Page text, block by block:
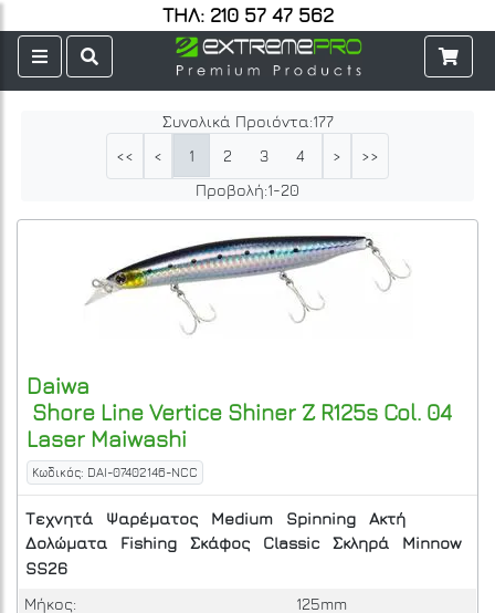
ΤΗΛ: 210 57 47 562
Συνολικά Προιόντα:177
<<
< 1 2 3 4 5 6
>
>>
Προβολή:1-20
Daiwa
Shore Line Vertice Shiner Z R125s Col. 04
Laser Maiwashi
Κωδικός: DAI-07402146-NCC
Τεχνητά Ψαρέματος Medium Spinning
Ακτή
Δολώματα
Fishing Σκάφος Classic Σκληρά
Minnow
SS26
Μήκος:
125mm